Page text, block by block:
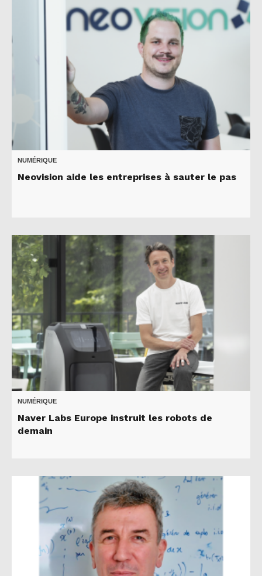
NUMÉRIQUE
Neovision aide les entreprises à sauter le pas
NUMÉRIQUE
Naver Labs Europe instruit les robots de
demain